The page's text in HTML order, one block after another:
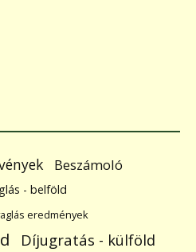
Beszámoló
- belföld
eredmények
Díjugratás - külföld